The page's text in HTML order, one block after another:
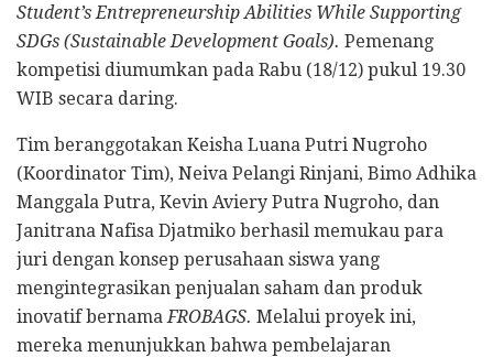
Student’s Entrepreneurship Abilities While Supporting
SDGs (Sustainable Development Goals). Pemenang
kompetisi diumumkan pada Rabu (18/12) pukul 19.30
WIB secara daring.
Tim beranggotakan Keisha Luana Putri Nugroho
(Koordinator Tim), Neiva Pelangi Rinjani, Bimo Adhika
Manggala Putra, Kevin Aviery Putra Nugroho, dan
Janitrana Nafisa Djatmiko berhasil memukau para
juri dengan konsep perusahaan siswa yang
mengintegrasikan penjualan saham dan produk
inovatif bernama FROBAGS. Melalui proyek ini,
mereka menunjukkan bahwa pembelajaran